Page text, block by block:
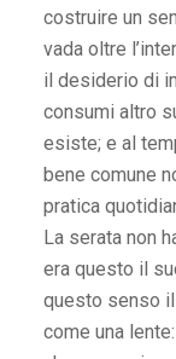
costruire un
vada oltre
il desiderio di
consumi altro
esiste; e al
bene comune
pratica
La serata non
era questo il
questo senso
come una